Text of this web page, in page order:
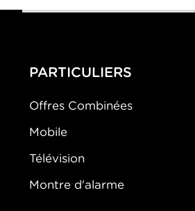
PARTICULIERS
Offres Combinées
Mobile
Télévision
Montre d'alarme